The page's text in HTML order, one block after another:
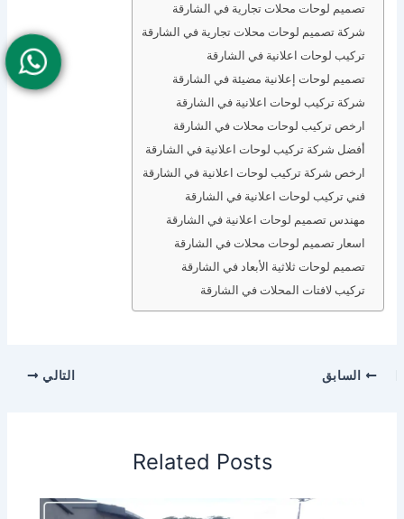
تصميم لوحات محلات تجارية في الشارقة
شركة تصميم لوحات محلات تجارية في الشارقة
تركيب لوحات اعلانية في الشارقة
تصميم لوحات إعلانية مضيئة في الشارقة
شركة تركيب لوحات اعلانية في الشارقة
ارخص تركيب لوحات محلات في الشارقة
أفضل شركة تركيب لوحات اعلانية في الشارقة
ارخص شركة تركيب لوحات اعلانية في الشارقة
فني تركيب لوحات اعلانية في الشارقة
مهندس تصميم لوحات اعلانية في الشارقة
اسعار تصميم لوحات محلات في الشارقة
تصميم لوحات ثلاثية الأبعاد في الشارقة
تركيب لافتات المحلات في الشارقة
السابق التالي
Related Posts